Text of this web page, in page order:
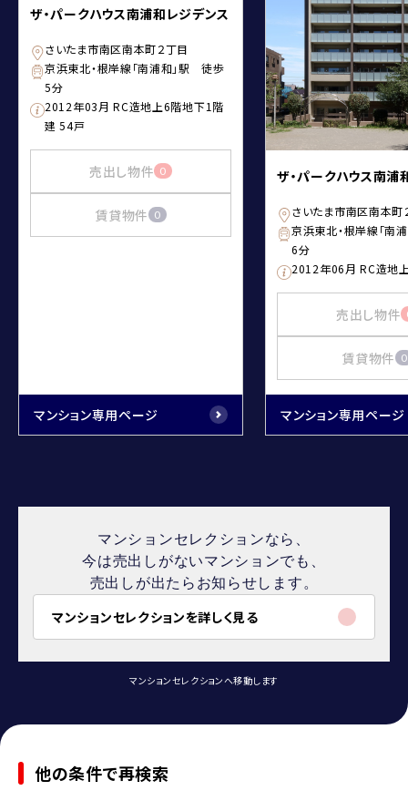
ザ・パークハウス南浦和レジデンス
さいたま市南区南本町２丁目
京浜東北・根岸線「南浦和」駅 徒歩
5分
2012年03月 RC造地上6階地下1階
建 54戸
売出し物件 0
賃貸物件 0
マンション専用ページ
ザ・パークハウス南浦
さいたま市南区南本町
京浜東北・根岸線「南
6分
2012年06月 RC造地
売出し物件
賃貸物件 0
マンション専用ページ
マンションセレクションなら、
今は売出しがないマンションでも、
売出しが出たらお知らせします。
マンションセレクションを詳しく見る
マンションセレクションへ移動します
他の条件で再検索